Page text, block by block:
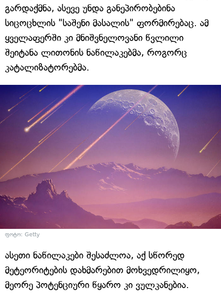
გარდაქმნა, ასევე უნდა განეპირობებინა
სიცოცხლის "საშენი მასალის" ფორმირებაც. ამ
ყველაფერში კი მნიშვნელოვანი წვლილი
შეიტანა ლითონის ნაწილაკებმა, როგორც
კატალიზატორებმა.
ფოტო: Getty
ასეთი ნაწილაკები შესაძლოა, აქ სწორედ
მეტეორიტების დახმარებით მოხვედრილიყო,
მეორე პოტენციური წყარო კი ვულკანებია.